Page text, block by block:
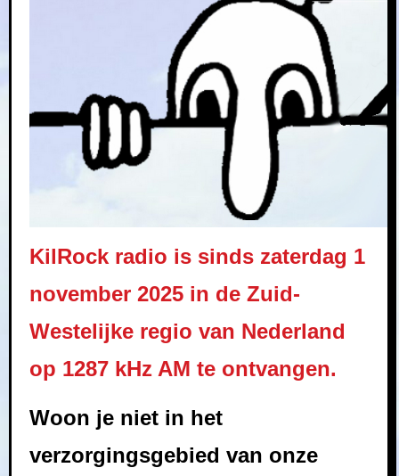
KilRock radio is sinds zaterdag 1
november 2025 in de Zuid-
Westelijke regio van Nederland
op 1287 kHz AM te ontvangen.
Woon je niet in het
verzorgingsgebied van onze